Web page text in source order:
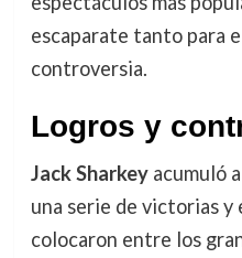
escaparate tanto para
controversia.
Logros y
Jack Sharkeyacumuló
una serie de victorias
colocaron entre los